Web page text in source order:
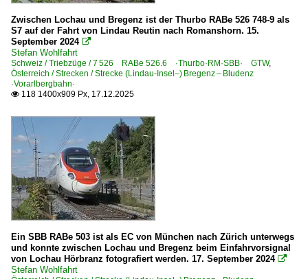
Bahnhöfe
Bludenz
Bregenz
Feldkirch
~ Sonstige
Bahntechnische Anlagen und Kunstbauten
Eisenbahnbrücken
Dampfloks
BR 77 · SB 629
BR 2016 ·ER20· Hercules
BR 2016.9 ·ER20· Private
Zwischen Lochau und Bregenz ist der Thurbo RABe 526 748-9 als
S7 auf der Fahrt von Lindau Reutin nach Romanshorn. 15.
September 2024 
Stefan Wohlfahrt
Schweiz / Triebzüge / 7 526 RABe 526.6 ·Thurbo·RM·SBB· GTW,
Österreich / Strecken / Strecke (Lindau-Insel–) Bregenz – Bludenz
·Vorarlbergbahn·
 118 1400x909 Px, 17.12.2025
Ein SBB RABe 503 ist als EC von München nach Zürich unterwegs
und konnte zwischen Lochau und Bregenz beim Einfahrvorsignal
von Lochau Hörbranz fotografiert werden. 17. September 2024 
Stefan Wohlfahrt